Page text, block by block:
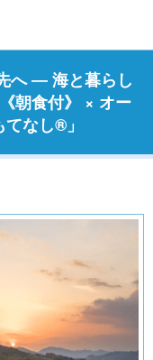
へ ― 海と暮らし
朝食付》 × オー
なし®」